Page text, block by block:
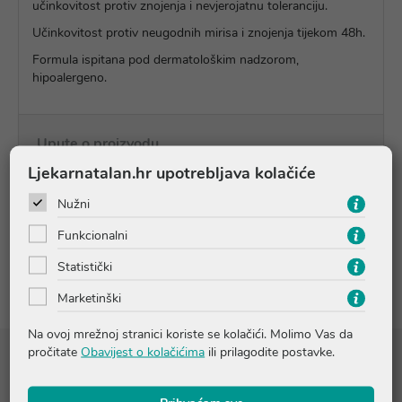
učinkovitost protiv znojenja i nevjerojatnu toleranciju.
Učinkovitost protiv neugodnih mirisa i znojenja tijekom 48h.
Formula ispitana pod dermatološkim nadzorom,
hipoalergeno.
Upute o proizvodu
Pitanja i odgovori
Recenzije
Ljekarnatalan.hr upotrebljava kolačiće
Nužni
Funkcionalni
Statistički
Marketinški
Na ovoj mrežnoj stranici koriste se kolačići. Molimo Vas da
pročitate Obavijest o kolačićima ili prilagodite postavke.